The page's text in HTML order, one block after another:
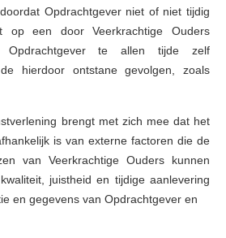
Opdrachtgever niet of niet tijdig
op een door Veerkrachtige Ouders
Opdrachtgever te allen tijde zelf
hierdoor ontstane gevolgen, zoals
brengt met zich mee dat het
is van externe factoren die de
van Veerkrachtige Ouders kunnen
juistheid en tijdige aanlevering
en gegevens van Opdrachtgever en